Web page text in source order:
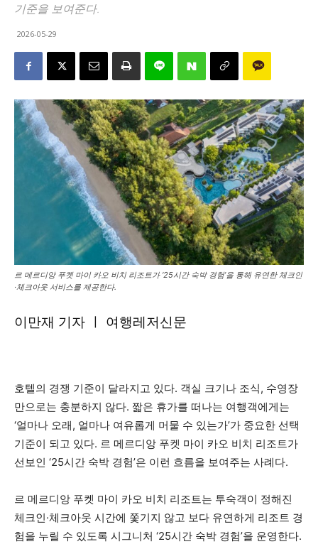
기준을 보여준다.
2026-05-29
르 메르디앙 푸켓 마이 카오 비치 리조트가 ‘25시간 숙박 경험’을 통해 유연한 체크인
·체크아웃 서비스를 제공한다.
이만재 기자 ㅣ 여행레저신문
호텔의 경쟁 기준이 달라지고 있다. 객실 크기나 조식, 수영장
만으로는 충분하지 않다. 짧은 휴가를 떠나는 여행객에게는
‘얼마나 오래, 얼마나 여유롭게 머물 수 있는가’가 중요한 선택
기준이 되고 있다. 르 메르디앙 푸켓 마이 카오 비치 리조트가
선보인 ‘25시간 숙박 경험’은 이런 흐름을 보여주는 사례다.
르 메르디앙 푸켓 마이 카오 비치 리조트는 투숙객이 정해진
체크인·체크아웃 시간에 쫓기지 않고 보다 유연하게 리조트 경
험을 누릴 수 있도록 시그니처 ‘25시간 숙박 경험’을 운영한다.